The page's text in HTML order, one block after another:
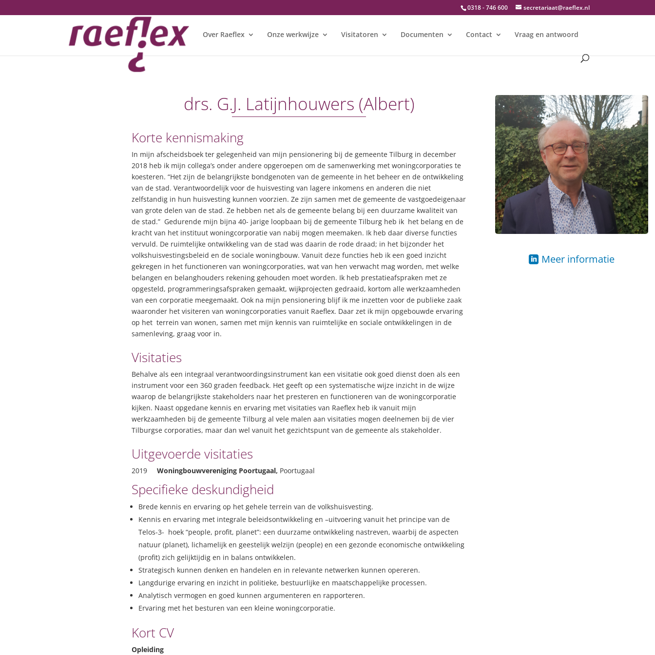
0318 - 746 600 secretariaat@raeflex.nl
Over Raeflex Onze werkwijze Visitatoren Documenten Contact Vraag en antwoord
drs. G.J. Latijnhouwers (Albert)
Korte kennismaking
In mijn afscheidsboek ter gelegenheid van mijn pensionering bij de gemeente Tilburg in december
2018 heb ik mijn collega’s onder andere opgeroepen om de samenwerking met woningcorporaties te
koesteren. “Het zijn de belangrijkste bondgenoten van de gemeente in het beheer en de ontwikkeling
van de stad. Verantwoordelijk voor de huisvesting van lagere inkomens en anderen die niet
zelfstandig in hun huisvesting kunnen voorzien. Ze zijn samen met de gemeente de vastgoedeigenaar
van grote delen van de stad. Ze hebben net als de gemeente belang bij een duurzame kwaliteit van
de stad.” Gedurende mijn bijna 40- jarige loopbaan bij de gemeente Tilburg heb ik het belang en de
kracht van het instituut woningcorporatie van nabij mogen meemaken. Ik heb daar diverse functies
vervuld. De ruimtelijke ontwikkeling van de stad was daarin de rode draad; in het bijzonder het
volkshuisvestingsbeleid en de sociale woningbouw. Vanuit deze functies heb ik een goed inzicht
gekregen in het functioneren van woningcorporaties, wat van hen verwacht mag worden, met welke
belangen en belanghouders rekening gehouden moet worden. Ik heb prestatieafspraken met ze
opgesteld, programmeringsafspraken gemaakt, wijkprojecten gedraaid, kortom alle werkzaamheden
van een corporatie meegemaakt. Ook na mijn pensionering blijf ik me inzetten voor de publieke zaak
waaronder het visiteren van woningcorporaties vanuit Raeflex. Daar zet ik mijn opgebouwde ervaring
op het terrein van wonen, samen met mijn kennis van ruimtelijke en sociale ontwikkelingen in de
samenleving, graag voor in.
Visitaties
Behalve als een integraal verantwoordingsinstrument kan een visitatie ook goed dienst doen als een
instrument voor een 360 graden feedback. Het geeft op een systematische wijze inzicht in de wijze
waarop de belangrijkste stakeholders naar het presteren en functioneren van de woningcorporatie
kijken. Naast opgedane kennis en ervaring met visitaties van Raeflex heb ik vanuit mijn
werkzaamheden bij de gemeente Tilburg al vele malen aan visitaties mogen deelnemen bij de vier
Tilburgse corporaties, maar dan wel vanuit het gezichtspunt van de gemeente als stakeholder.
Uitgevoerde visitaties
2019 Woningbouwvereniging Poortugaal, Poortugaal
Specifieke deskundigheid
Brede kennis en ervaring op het gehele terrein van de volkshuisvesting.
Kennis en ervaring met integrale beleidsontwikkeling en –uitvoering vanuit het principe van de
Telos-3- hoek “people, profit, planet”: een duurzame ontwikkeling nastreven, waarbij de aspecten
natuur (planet), lichamelijk en geestelijk welzijn (people) en een gezonde economische ontwikkeling
(profit) zich gelijktijdig en in balans ontwikkelen.
Strategisch kunnen denken en handelen en in relevante netwerken kunnen opereren.
Langdurige ervaring en inzicht in politieke, bestuurlijke en maatschappelijke processen.
Analytisch vermogen en goed kunnen argumenteren en rapporteren.
Ervaring met het besturen van een kleine woningcorporatie.
Kort CV
Opleiding
Meer informatie